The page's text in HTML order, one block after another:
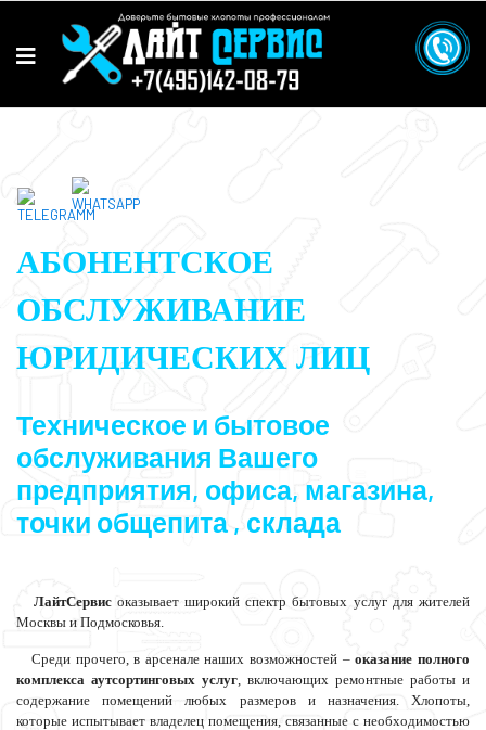
АБОНЕНТСКОЕ
ОБСЛУЖИВАНИЕ
ЮРИДИЧЕСКИХ ЛИЦ
Техническое и бытовое
обслуживания Вашего
предприятия, офиса, магазина,
точки общепита , склада
ЛайтСервис оказывает широкий спектр бытовых услуг для жителей
Москвы и Подмосковья.
Среди прочего, в арсенале наших возможностей –оказание полного
комплекса аутсортинговых услуг, включающих ремонтные работы и
содержание помещений любых размеров и назначения. Хлопоты,
которые испытывает владелец помещения, связанные с необходимостью